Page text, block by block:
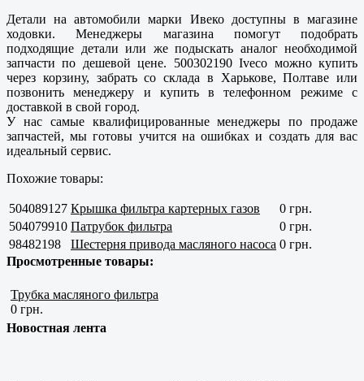
Детали на автомобили марки Ивеко доступны в магазине
ходовки. Менеджеры магазина помогут подобрать
подходящие детали или же подыскать аналог необходимой
запчасти по дешевой цене. 500302190 Iveco можно купить
через корзину, забрать со склада в Харькове, Полтаве или
позвонить менеджеру и купить в телефонном режиме с
доставкой в свой город.
У нас самые квалифицированные менеджеры по продаже
запчастей, мы готовы учится на ошибках и создать для вас
идеальный сервис.
Похожие товары:
504089127 Крышка фильтра картерных газов
0 грн.
504079910 Патрубок фильтра
0 грн.
98482198
Шестерня привода масляного насоса 0 грн.
Просмотренные товары:
Трубка масляного фильтра
0 грн.
Новостная лента